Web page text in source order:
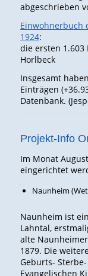
abgeschrieben
Einwohnerbuch
1924:
die ersten 1.603
Horlbeck
Insgesamt
Einträgen
Datenbank.
Projekt-Info
Im Monat
eingerichtet
Naunheim
Naunheim ist
Lahntal,
alte
1879. Die
Geburts-
Evangelischen